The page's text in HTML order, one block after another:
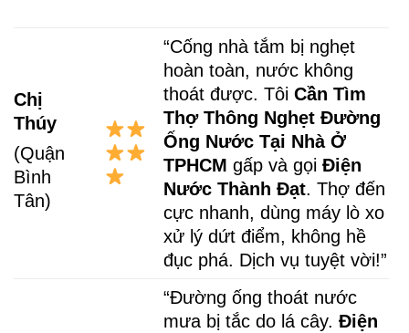
Chị
Thúy
(Quận
Bình
Tân)
“Cống nhà tắm bị nghẹt
hoàn toàn, nước không
thoát được. TôiCần Tìm
Thợ Thông Nghẹt Đường
Ống Nước Tại Nhà Ở
TPHCM gấp và gọiĐiện
Nước Thành Đạt. Thợ đến
cực nhanh, dùng máy lò xo
xử lý dứt điểm, không hề
đục phá. Dịch vụ tuyệt vời!”
“Đường ống thoát nước
mưa bị tắc do lá cây.Điện